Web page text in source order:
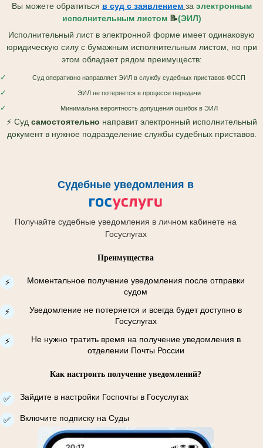
Вы можете обратиться в суд с заявлением за электронным
исполнительным листом 📝(ЭИЛ)
Исполнительный лист в электронной форме имеет одинаковую
юридическую силу с бумажным исполнительным листом, но при
этом обладает рядом преимуществ:
✓ Суд оперативно направляет ЭИЛ в службу судебных приставов ФССП
✓ ЭИЛ не потеряется в процессе передачи
✓ Минимальна вероятность допущения ошибок в ЭИЛ
⚡ Суд самостоятельно направит электронный исполнительный
документ в нужное подразделение службы судебных приставов.
Судебные уведомления в
Получайте судебные уведомления в личном кабинете на
Госуслугах
Преимущества
⚡
Моментальное получение уведомления после отправки
судом
⚡
Уведомление не потеряется и всегда будет доступно в
Госуслугах
⚡
Не нужно тратить время на получение уведомления в
отделении Почты России
Как настроить получение уведомлений?
✅ Зайдите в настройки Госпочты в Госуслугах
✅ Включите подписку на Суды